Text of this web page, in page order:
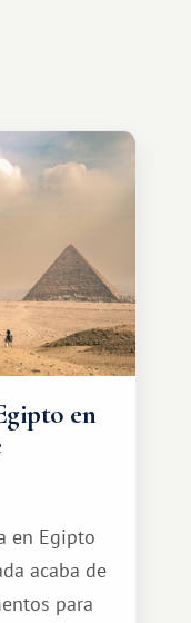
en
en Egipto
acaba de
para